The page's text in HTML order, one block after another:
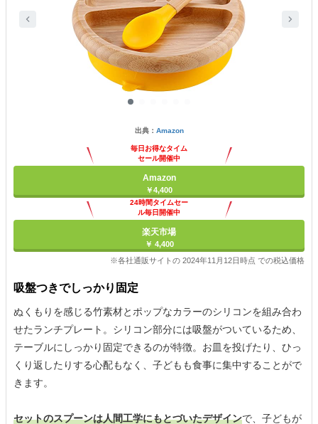
出典： Amazon
毎日お得なタイム
セール開催中
Amazon
￥4,400
24時間タイムセー
ル毎日開催中
楽天市場
￥ 4,400
※各社通販サイトの 2024年11月12日時点 での税込価格
吸盤つきでしっかり固定
ぬくもりを感じる竹素材とポップなカラーのシリコンを組み合わ
せたランチプレート。シリコン部分には吸盤がついているため、
テーブルにしっかり固定できるのが特徴。お皿を投げたり、ひっ
くり返したりする心配もなく、子どもも食事に集中することがで
きます。
セットのスプーンは人間工学にもとづいたデザインで、子どもが